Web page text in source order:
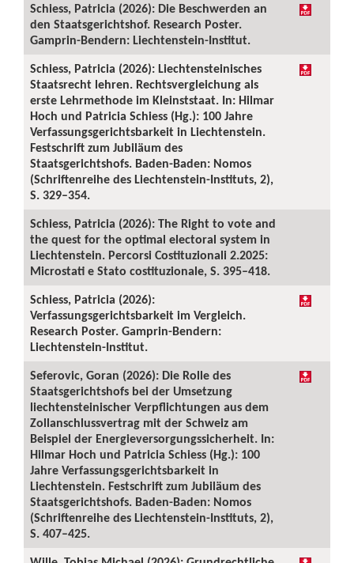
Schiess, Patricia (2026): Die Beschwerden an
den Staatsgerichtshof. Research Poster.
Gamprin-Bendern: Liechtenstein-Institut.
Schiess, Patricia (2026): Liechtensteinisches
Staatsrecht lehren. Rechtsvergleichung als
erste Lehrmethode im Kleinststaat. In: Hilmar
Hoch und Patricia Schiess (Hg.): 100 Jahre
Verfassungsgerichtsbarkeit in Liechtenstein.
Festschrift zum Jubiläum des
Staatsgerichtshofs. Baden-Baden: Nomos
(Schriftenreihe des Liechtenstein-Instituts, 2),
S. 329–354.
Schiess, Patricia (2026): The Right to vote and
the quest for the optimal electoral system in
Liechtenstein. Percorsi Costituzionali 2.2025:
Microstati e Stato costituzionale, S. 395–418.
Schiess, Patricia (2026):
Verfassungsgerichtsbarkeit im Vergleich.
Research Poster. Gamprin-Bendern:
Liechtenstein-Institut.
Seferovic, Goran (2026): Die Rolle des
Staatsgerichtshofs bei der Umsetzung
liechtensteinischer Verpflichtungen aus dem
Zollanschlussvertrag mit der Schweiz am
Beispiel der Energieversorgungssicherheit. In:
Hilmar Hoch und Patricia Schiess (Hg.): 100
Jahre Verfassungsgerichtsbarkeit in
Liechtenstein. Festschrift zum Jubiläum des
Staatsgerichtshofs. Baden-Baden: Nomos
(Schriftenreihe des Liechtenstein-Instituts, 2),
S. 407–425.